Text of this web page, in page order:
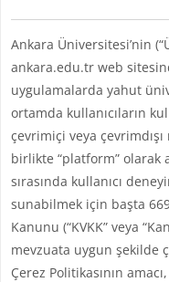
Ankara Üniversitesi’nin
ankara.edu.tr web
uygulamalarda yahut
ortamda kullanıcıların
çevrimiçi veya
birlikte “platform” olarak
sırasında kullanıcı
sunabilmek için başta
Kanunu (“KVKK” veya
mevzuata uygun şekilde
Çerez Politikasının